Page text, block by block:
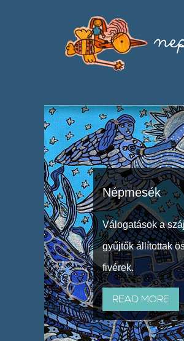
Népmesék
Válogatások a
gyűjtők állítottak
fivérek.
READ MORE